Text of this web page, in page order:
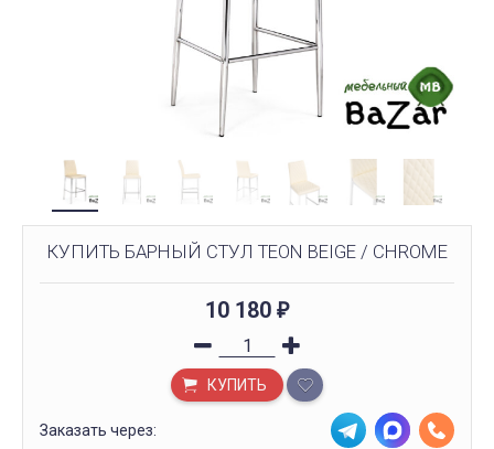
КУПИТЬ БАРНЫЙ СТУЛ TEON BEIGE / CHROME
10 180 ₽
КУПИТЬ
Заказать через: